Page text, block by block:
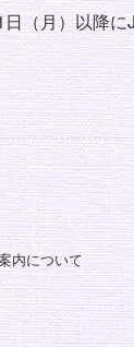
（月）以降
内について